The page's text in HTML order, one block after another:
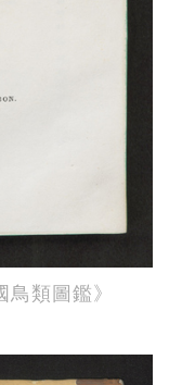
類圖鑑》